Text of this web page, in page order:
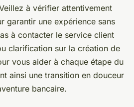
à vérifier attentivement
garantir une expérience sans
à contacter le service client
clarification sur la création de
vous aider à chaque étape du
ainsi une transition en douceur
bancaire.